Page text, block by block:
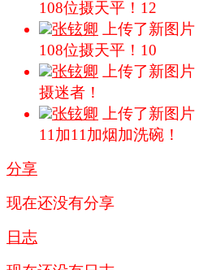
108位摄天平！12
张铉卿 上传了新图片
108位摄天平！10
张铉卿 上传了新图片
摄迷者！
张铉卿 上传了新图片
11加11加烟加洗碗！
分享
现在还没有分享
日志